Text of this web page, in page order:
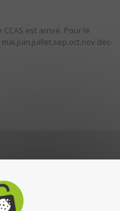
est arrivé. Pour le